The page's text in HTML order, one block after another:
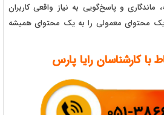
و پاسخ‌گویی به نیاز واقعی کاربران
محتوای معمولی را به یک محتوای همیشه
با کارشناسان رایا پارس